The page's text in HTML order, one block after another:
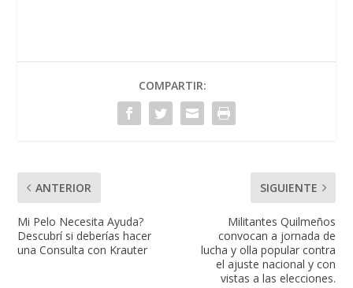
COMPARTIR:
ANTERIOR
Mi Pelo Necesita Ayuda?
Descubrí si deberías hacer
una Consulta con Krauter
SIGUIENTE
Militantes Quilmeños
convocan a jornada de
lucha y olla popular contra
el ajuste nacional y con
vistas a las elecciones.